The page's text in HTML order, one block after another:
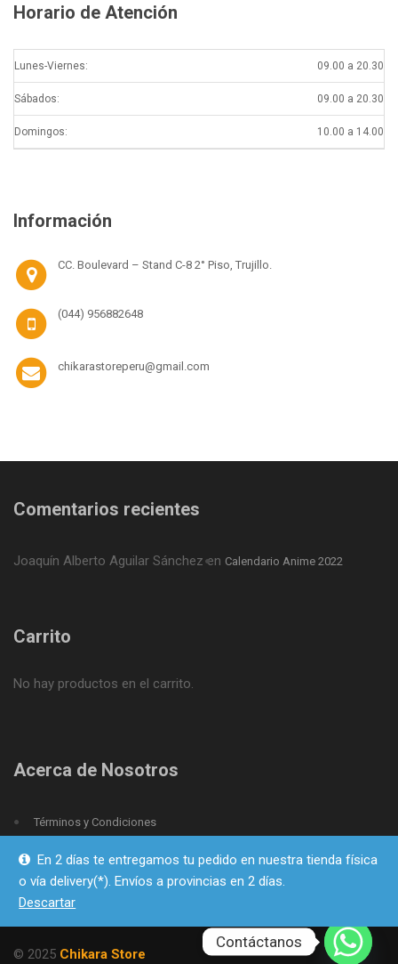
Horario de Atención
Lunes-Viernes: 09.00 a 20.30
Sábados: 09.00 a 20.30
Domingos: 10.00 a 14.00
Información
CC. Boulevard – Stand C-8 2° Piso, Trujillo.
(044) 956882648
chikarastoreperu@gmail.com
Comentarios recientes
Joaquín Alberto Aguilar Sánchezen Calendario Anime 2022
Carrito
No hay productos en el carrito.
Acerca de Nosotros
Términos y Condiciones
Política de Privacidad
© 2025 Chikara Store
En 2 días te entregamos tu pedido en nuestra tienda física
o vía delivery(*). Envíos a provincias en 2 días.
Descartar
Contáctanos